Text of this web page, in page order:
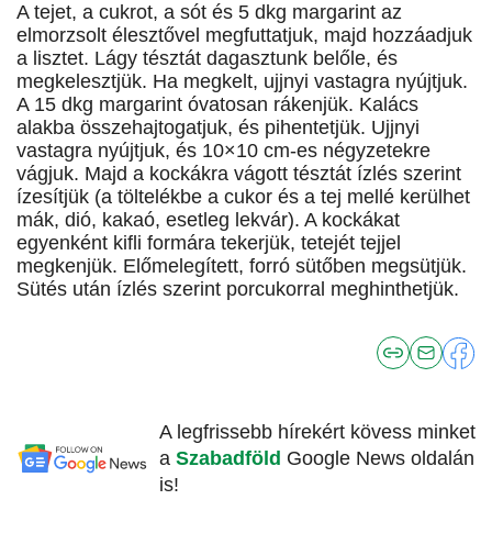
A tejet, a cukrot, a sót és 5 dkg margarint az
elmorzsolt élesztővel megfuttatjuk, majd hozzáadjuk
a lisztet. Lágy tésztát dagasztunk belőle, és
megkelesztjük. Ha megkelt, ujjnyi vastagra nyújtjuk.
A 15 dkg margarint óvatosan rákenjük. Kalács
alakba összehajtogatjuk, és pihentetjük. Ujjnyi
vastagra nyújtjuk, és 10×10 cm-es négyzetekre
vágjuk. Majd a kockákra vágott tésztát ízlés szerint
ízesítjük (a töltelékbe a cukor és a tej mellé kerülhet
mák, dió, kakaó, esetleg lekvár). A kockákat
egyenként kifli formára tekerjük, tetejét tejjel
megkenjük. Előmelegített, forró sütőben megsütjük.
Sütés után ízlés szerint porcukorral meghinthetjük.
A legfrissebb hírekért kövess minket
a Szabadföld Google News oldalán
is!